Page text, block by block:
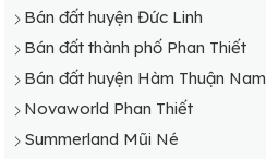
Bán đất huyện Đức Linh
Bán đất thành phố Phan Thiết
Bán đất huyện Hàm Thuận Nam
Novaworld Phan Thiết
Summerland Mũi Né